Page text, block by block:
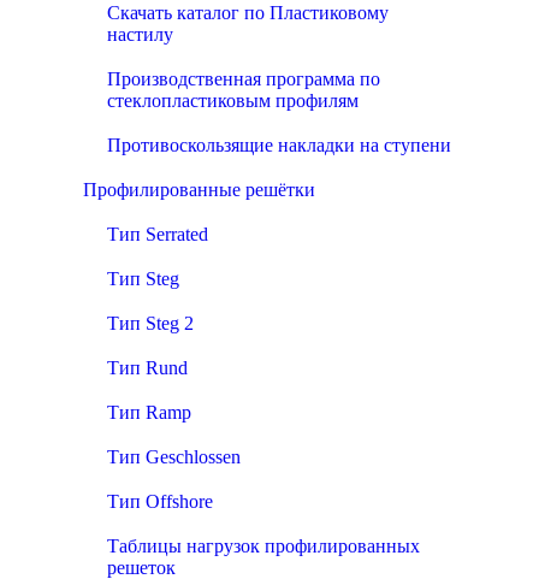
Скачать каталог по Пластиковому
настилу
Производственная программа по
стеклопластиковым профилям
Противоскользящие накладки на ступени
Профилированные решётки
Тип Serrated
Тип Steg
Тип Steg 2
Тип Rund
Тип Ramp
Тип Geschlossen
Тип Offshore
Таблицы нагрузок профилированных
решеток